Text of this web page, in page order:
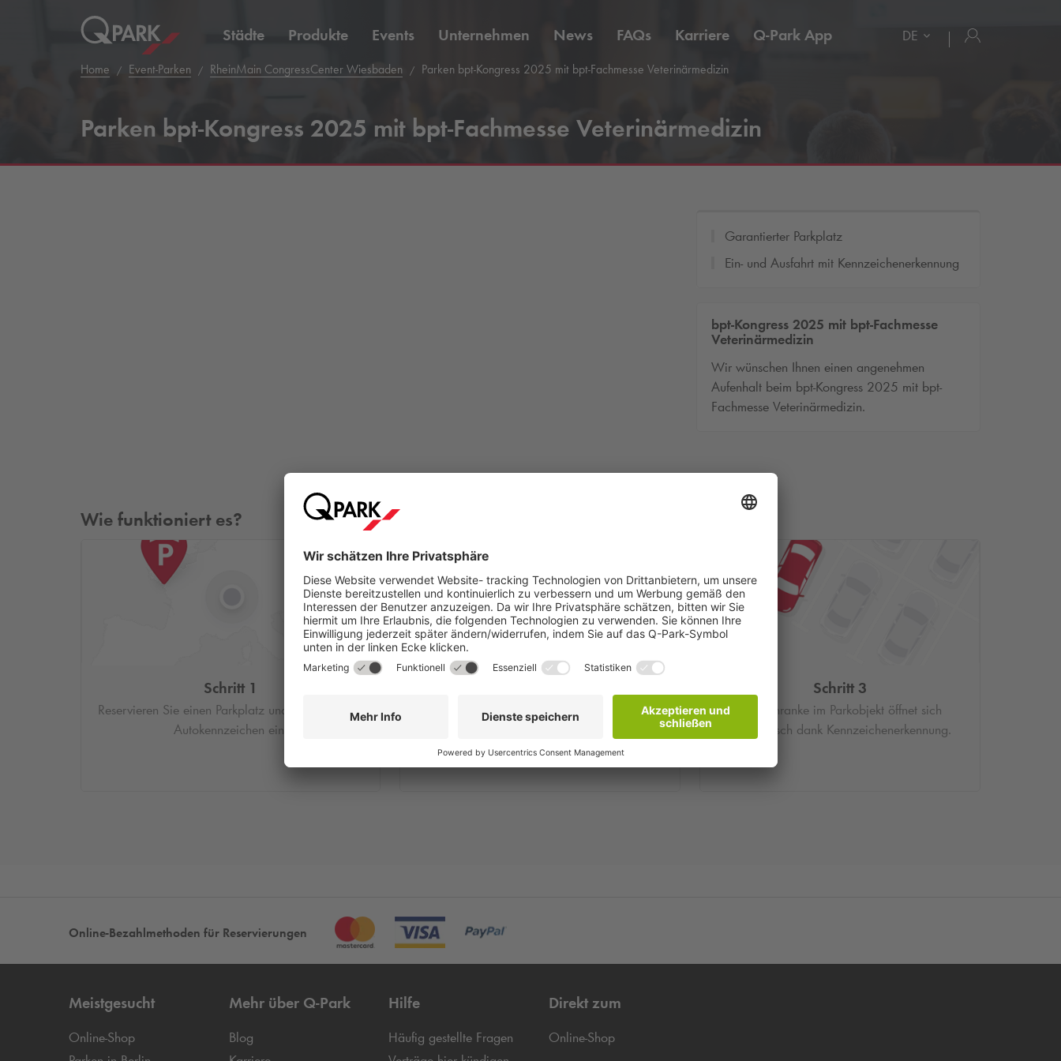
Städte Produkte Events Unternehmen News FAQs Karriere Q-Park App DE
Home Event-Parken RheinMain CongressCenter Wiesbaden Parken bpt-Kongress 2025 mit bpt-Fachmesse Veterinärmedizin
Parken bpt-Kongress 2025 mit bpt-Fachmesse Veterinärmedizin
Garantierter Parkplatz
Ein- und Ausfahrt mit Kennzeichenerkennung
bpt-Kongress 2025 mit bpt-Fachmesse
Veterinärmedizin
Wir wünschen Ihnen einen angenehmen
Aufenhalt beim bpt-Kongress 2025 mit bpt-
Fachmesse Veterinärmedizin.
Wie funktioniert es?
Schritt 1
Reservieren Sie einen Parkplatz und geben Sie Ihr
Autokennzeichen ein.
Sie erhalten innerhalb weniger Minuten eine
Schritt 3
Die Schranke im Parkobjekt öffnet sich
automatisch dank Kennzeichenerkennung.
Online-Bezahlmethoden für Reservierungen
Meistgesucht
Online-Shop
Mehr über Q-Park
Blog
Hilfe
Häufig gestellte Fragen
Direkt zum
Online-Shop